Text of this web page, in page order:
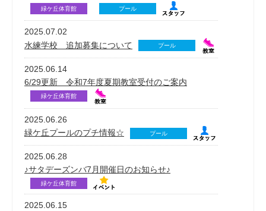
緑ケ丘体育館 プール
2025.07.02
水練学校 追加募集について
プール
2025.06.14
6/29更新 令和7年度夏期教室受付のご案内
緑ケ丘体育館
2025.06.26
緑ケ丘プールのプチ情報☆
プール
2025.06.28
♪サタデーズンバ7月開催日のお知らせ♪
緑ケ丘体育館
2025.06.15